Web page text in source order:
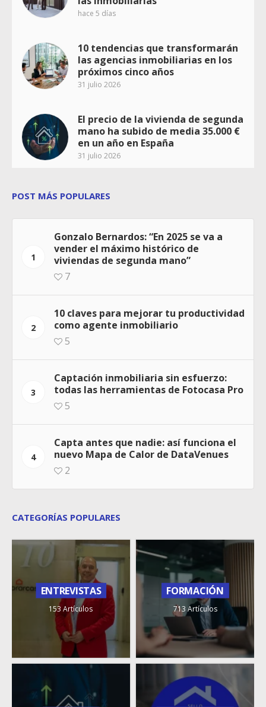
hace 5 días
10 tendencias que transformarán
las agencias inmobiliarias en los
próximos cinco años
31 julio 2026
El precio de la vivienda de segunda
mano ha subido de media 35.000 €
en un año en España
31 julio 2026
POST MÁS POPULARES
1
Gonzalo Bernardos: “En 2025 se va a
vender el máximo histórico de
viviendas de segunda mano”
7
2
10 claves para mejorar tu productividad
como agente inmobiliario
5
3
Captación inmobiliaria sin esfuerzo:
todas las herramientas de Fotocasa Pro
5
4
Capta antes que nadie: así funciona el
nuevo Mapa de Calor de DataVenues
2
CATEGORÍAS POPULARES
ENTREVISTAS
153 Artículos
FORMACIÓN
713 Artículos